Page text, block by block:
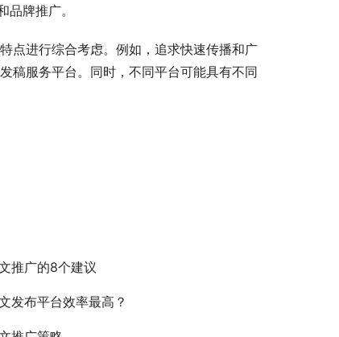
品牌推广。
点进行综合考虑。例如，追求快速传播和广
稿服务平台。同时，不同平台可能具有不同
推广的8个建议
发布平台效率最高？